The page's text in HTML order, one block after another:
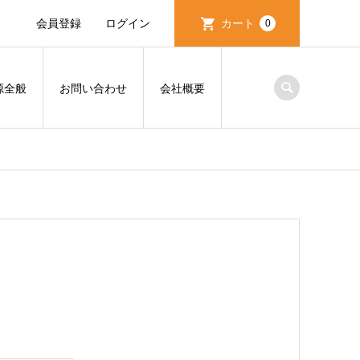
会員登録 ログイン カート 0
全般 お問い合わせ 会社概要